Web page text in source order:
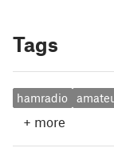
Tags
hamradio
+ more